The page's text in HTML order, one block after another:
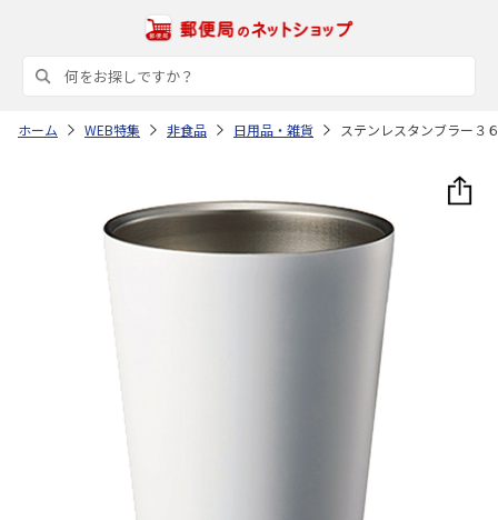
ホーム WEB特集 非食品 日用品・雑貨 ステンレスタンブラー